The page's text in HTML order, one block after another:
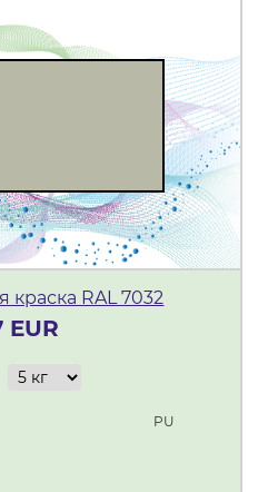
краска RAL 7032
EUR
PU